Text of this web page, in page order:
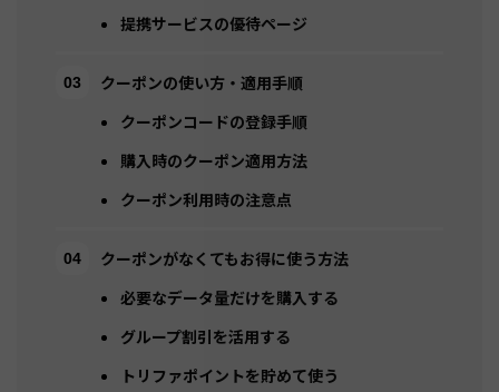
提携サービスの優待ページ
クーポンの使い方・適用手順
クーポンコードの登録手順
購入時のクーポン適用方法
クーポン利用時の注意点
クーポンがなくてもお得に使う方法
必要なデータ量だけを購入する
グループ割引を活用する
トリファポイントを貯めて使う